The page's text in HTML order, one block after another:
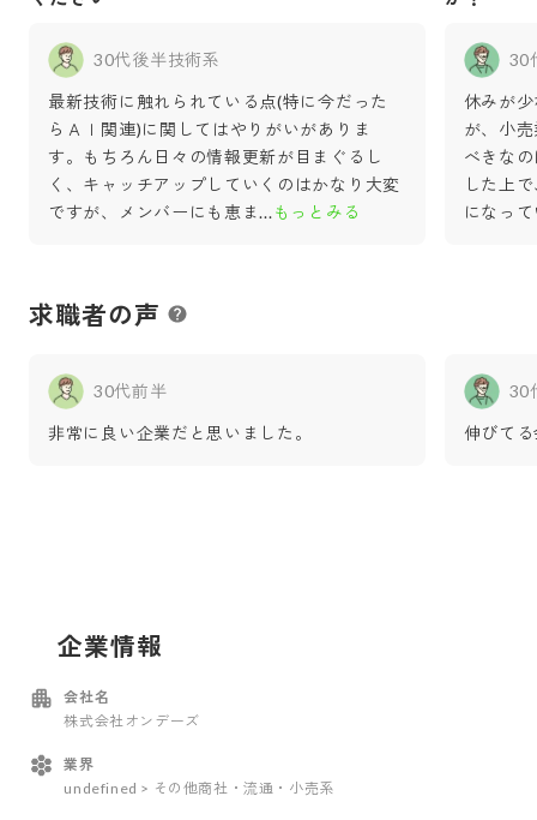
30代後半技術系
最新技術に触れられている点(特に今だった
らＡＩ関連)に関してはやりがいがありま
す。もちろん日々の情報更新が目まぐるし
く、キャッチアップしていくのはかなり大変
ですが、メンバーにも恵ま...もっとみる
30
休みが
が、小
べきな
した上
になっ
求職者の声
30代前半
非常に良い企業だと思いました。
30
伸びて
企業情報
会社名
株式会社オンデーズ
業界
undefined > その他商社・流通・小売系